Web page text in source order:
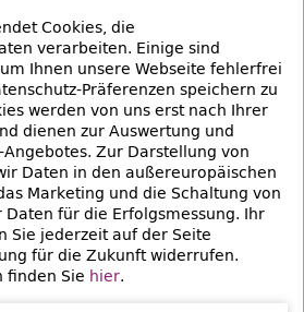
Cookies, die
verarbeiten. Einige sind
Ihnen unsere Webseite fehlerfrei
Präferenzen speichern zu
werden von uns erst nach Ihrer
dienen zur Auswertung und
-Angebotes. Zur Darstellung von
Daten in den außereuropäischen
Marketing und die Schaltung von
für die Erfolgsmessung. Ihr
Sie jederzeit auf der Seite
für die Zukunft widerrufen.
finden Sie hier.